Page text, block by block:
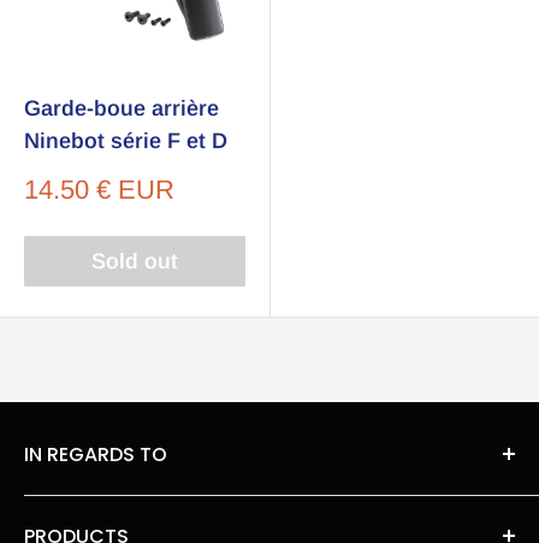
Garde-boue arrière
Ninebot série F et D
Sale
14.50 € EUR
Sold out
IN REGARDS TO
PRODUCTS